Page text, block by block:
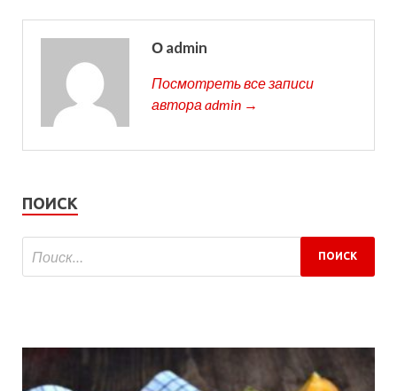
О admin
Посмотреть все записи
автора admin →
ПОИСК